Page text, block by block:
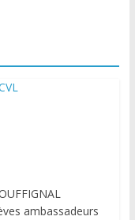
ambassadeurs